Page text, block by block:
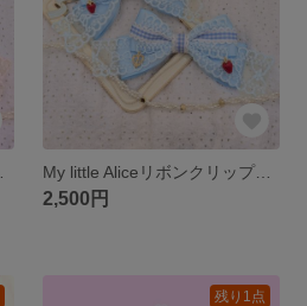
My little Aliceリボンクリップ サックス
2,500円
残り1点